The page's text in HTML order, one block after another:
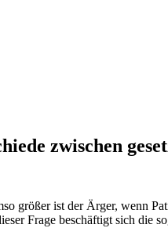
zwischen
ist der Ärger, wenn
Frage beschäftigt sich die